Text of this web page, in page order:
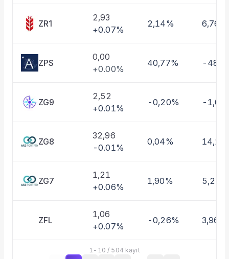
ZR1
2,93
+0.07%
2,14% 6,76%
ZPS
0,00
+0.00%
40,77% -
ZG9
2,52
+0.01%
-0,20% -
ZG8
32,96
-0.01%
0,04%
ZG7
1,21
+0.06%
1,90% 5,27%
ZFL
1,06
+0.07%
-0,26% 3,96%
1 - 10 / 504 kayıt